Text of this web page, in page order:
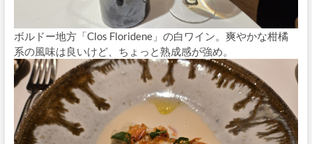
ボルドー地方「Clos Floridene」の白ワイン。爽やかな柑橘
系の風味は良いけど、ちょっと熟成感が強め。